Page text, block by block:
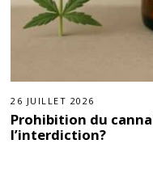
26 JUILLET 2026
Prohibition du
l’interdiction?